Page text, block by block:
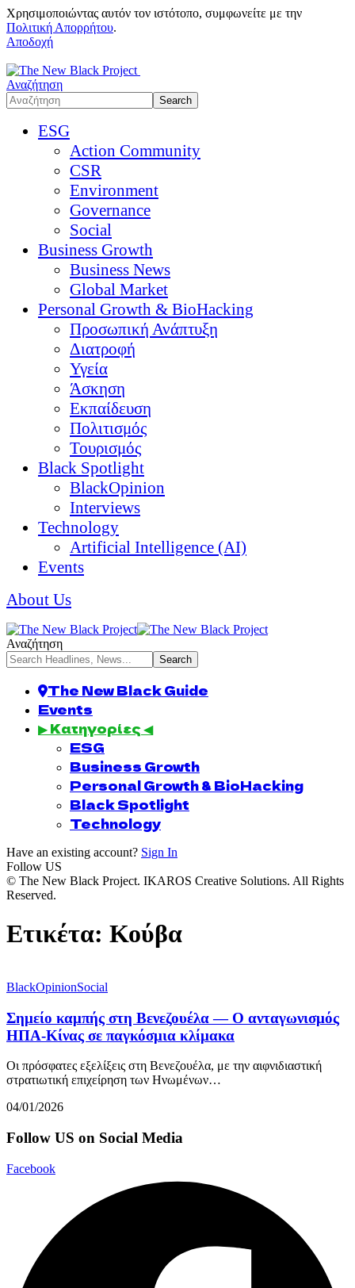
Χρησιμοποιώντας αυτόν τον ιστότοπο, συμφωνείτε με την
Πολιτική Απορρήτου.
Αποδοχή
Αναζήτηση
ESG
Action Community
CSR
Environment
Governance
Social
Business Growth
Business News
Global Market
Personal Growth & BioHacking
Προσωπική Ανάπτυξη
Διατροφή
Υγεία
Άσκηση
Εκπαίδευση
Πολιτισμός
Τουρισμός
Black Spotlight
BlackOpinion
Interviews
Technology
Artificial Intelligence (AI)
Events
About Us
Αναζήτηση
The New Black Guide
Events
▶ Κατηγορίες ◀
ESG
Business Growth
Personal Growth & BioHacking
Black Spotlight
Technology
Have an existing account? Sign In
Follow US
© The New Black Project. IKAROS Creative Solutions. All Rights
Reserved.
Ετικέτα: Κούβα
BlackOpinionSocial
Σημείο καμπής στη Βενεζουέλα — Ο ανταγωνισμός
ΗΠΑ‑Κίνας σε παγκόσμια κλίμακα
Οι πρόσφατες εξελίξεις στη Βενεζουέλα, με την αιφνιδιαστική
στρατιωτική επιχείρηση των Ηνωμένων…
04/01/2026
Follow US on Social Media
Facebook